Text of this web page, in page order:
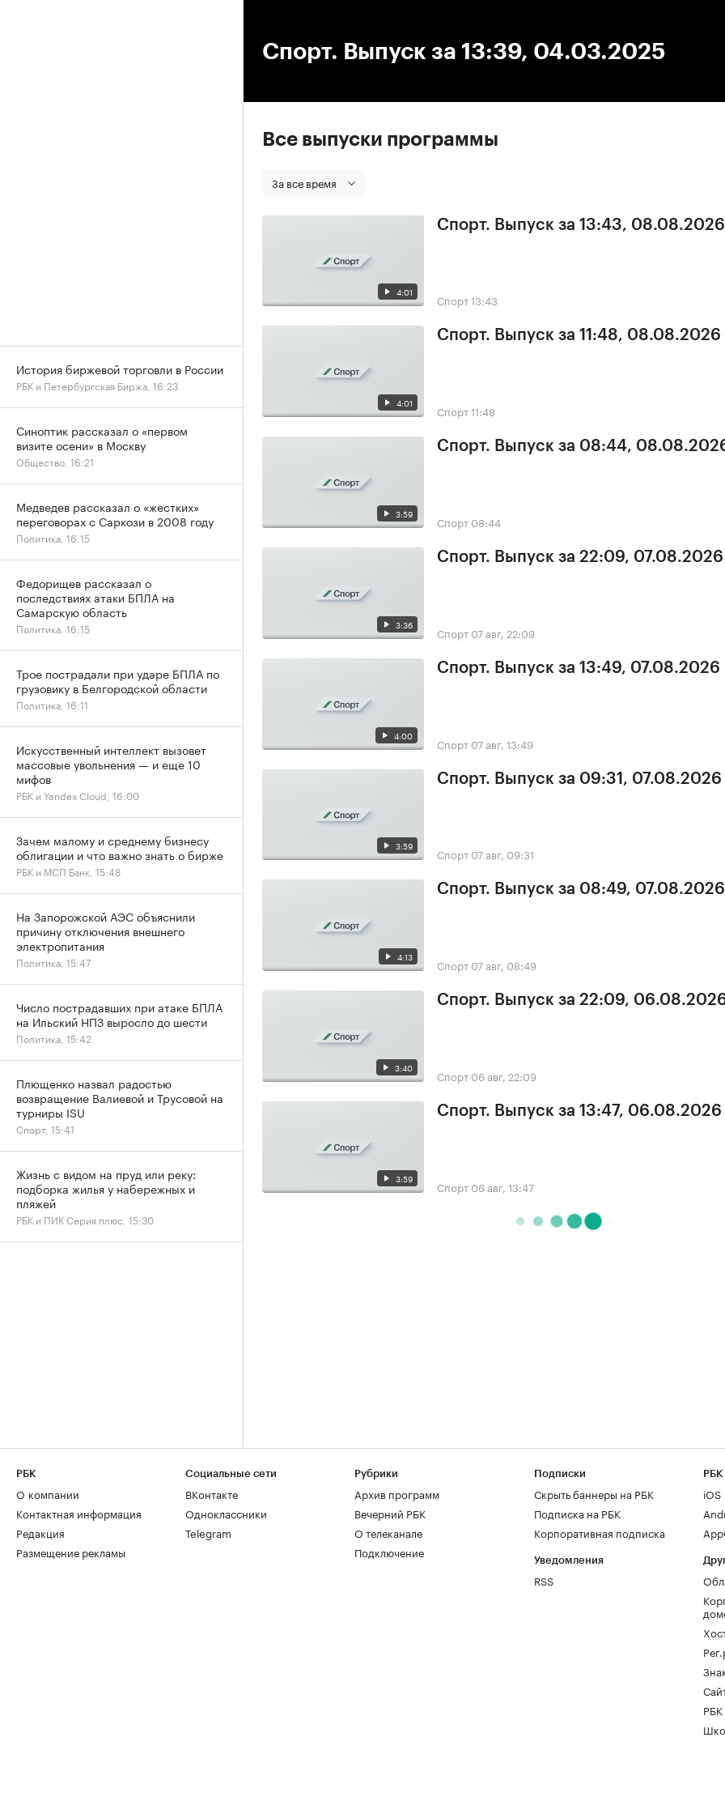
Спорт. Выпуск за 13:39, 04.03.2025
Все выпуски программы
За все время
4:01
Спорт. Выпуск за 13:43, 08.08.2026
Спорт13:43
4:01
Спорт. Выпуск за 11:48, 08.08.2026
Спорт11:48
3:59
Спорт. Выпуск за 08:44,
Спорт 08:44
3:36
Спорт. Выпуск за 22:09, 07.08.2026
Спорт 07 авг, 22:09
4:00
Спорт. Выпуск за 13:49, 07.08.2026
Спорт 07 авг, 13:49
3:59
Спорт. Выпуск за 09:31, 07.08.2026
Спорт 07 авг, 09:31
4:13
Спорт. Выпуск за 08:49, 07.08.2026
Спорт 07 авг, 08:49
3:40
Спорт. Выпуск за 22:09,
Спорт 06 авг, 22:09
3:59
Спорт. Выпуск за 13:47, 06.08.2026
Спорт 06 авг, 13:47
История биржевой торговли в России
РБК и Петербургская Биржа, 16:23
Синоптик рассказал о «первом
визите осени» в Москву
Общество, 16:21
Медведев рассказал о «жестких»
переговорах с Саркози в 2008 году
Политика, 16:15
Федорищев рассказал о
последствиях атаки БПЛА на
Самарскую область
Политика, 16:15
Трое пострадали при ударе БПЛА по
грузовику в Белгородской области
Политика, 16:11
Искусственный интеллект вызовет
массовые увольнения — и еще 10
мифов
РБК и Yandex Cloud, 16:00
Зачем малому и среднему бизнесу
облигации и что важно знать о бирже
РБК и МСП Банк, 15:48
На Запорожской АЭС объяснили
причину отключения внешнего
электропитания
Политика, 15:47
Число пострадавших при атаке БПЛА
на Ильский НПЗ выросло до шести
Политика, 15:42
Плющенко назвал радостью
возвращение Валиевой и Трусовой на
турниры ISU
Спорт, 15:41
Жизнь с видом на пруд или реку:
подборка жилья у набережных и
пляжей
РБК и ПИК Серия плюс, 15:30
РБК
О компании
Контактная информация
Редакция
Размещение рекламы
Социальные сети
ВКонтакте
Одноклассники
Telegram
Рубрики
Архив программ
Вечерний РБК
О телеканале
Подключение
Подписки
Скрыть баннеры на РБК
Подписка на РБК
Корпоративная подписка
Уведомления
RSS
РБК
iOS